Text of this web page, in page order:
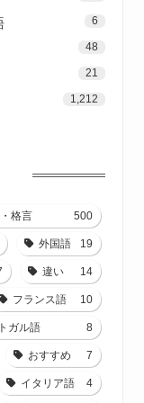
6
48
21
1,212
格言 500
外国語 19
違い 14
フランス語 10
ガル語 8
おすすめ 7
イタリア語 4